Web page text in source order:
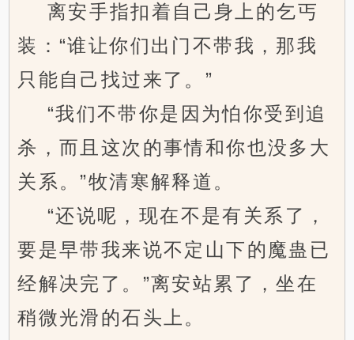
离安手指扣着自己身上的乞丐
装：“谁让你们出门不带我，那我
只能自己找过来了。”
“我们不带你是因为怕你受到追
杀，而且这次的事情和你也没多大
关系。”牧清寒解释道。
“还说呢，现在不是有关系了，
要是早带我来说不定山下的魔蛊已
经解决完了。”离安站累了，坐在
稍微光滑的石头上。